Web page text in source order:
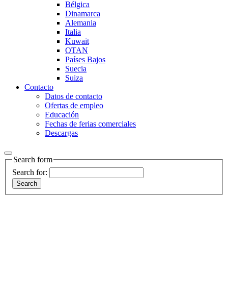
Bélgica
Dinamarca
Alemania
Italia
Kuwait
OTAN
Países Bajos
Suecia
Suiza
Contacto
Datos de contacto
Ofertas de empleo
Educación
Fechas de ferias comerciales
Descargas
Search form
Search for: